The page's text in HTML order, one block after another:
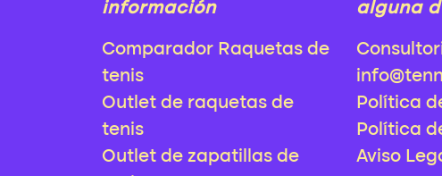
información
Comparador Raquetas de
tenis
Outlet de raquetas de
tenis
Outlet de zapatillas de
alguna
Política
Política
Aviso